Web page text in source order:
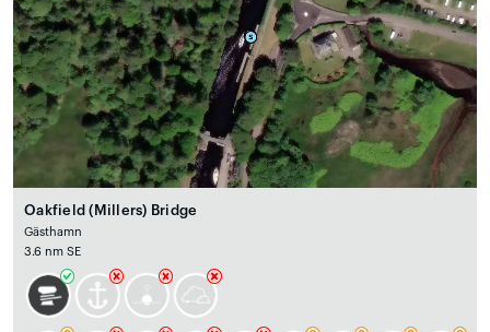
Oakfield (Millers) Bridge
Gästhamn
3.6 nm SE